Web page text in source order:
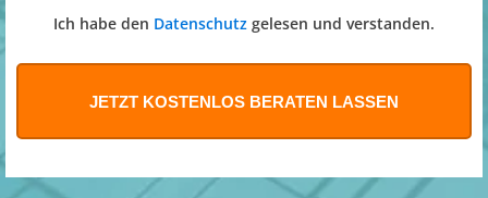
Ich habe den Datenschutz gelesen und verstanden.